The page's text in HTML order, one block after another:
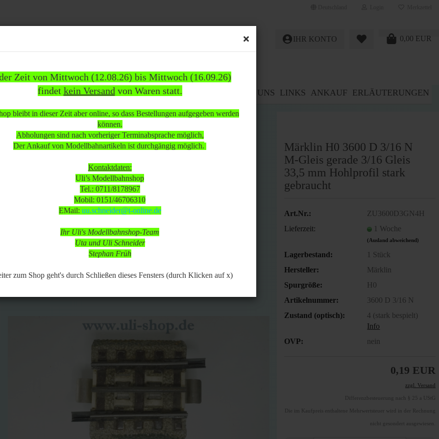
Zeit von Mittwoch (12.08.26) bis Mittwoch (16.09.26)
findet kein Versand von Waren statt.
bleibt in dieser Zeit aber online, so dass Bestellungen aufgegeben werden
können.
Abholungen sind nach vorheriger Terminabsprache möglich,
Der Ankauf von Modellbahnartikeln ist durchgängig möglich.
Kontaktdaten:
Uli’s Modellbahnshop
Tel.: 0711/8178967
Mobil: 0151/46706310
EMail: uu.schneider@t-online.de
Ihr Uli's Modellbahnshop-Team
Uta und Uli Schneider
Stephan Früh
zum Shop geht's durch Schließen dieses Fensters (durch Klicken auf x)
0,00 EUR
IHR KONTO
INFOS KUNDEN ÜBER UNS LINKS ANKAUF ERLÄUTERUNGEN
WEITERE
» »
16 N M-Gleis gerade 3/16 Gleis 33,5 mm Hohlprofil stark gebraucht
(12.08.26) bis Mittwoch (16.09.26)
dieser Zeit aber online, so dass Bestellungen aufgegeben werden können.
nach vorheriger Terminabsprache möglich,
Modellbahnartikeln ist durchgängig möglich.
weiter » Letzter »
Märklin H0 3600 D 3/16 N
M-Gleis gerade 3/16 Gleis
33,5 mm Hohlprofil stark
gebraucht
Art.Nr.:
ZU3600D3GN4H
Lieferzeit:
1 Woche
(Ausland abweichend)
Lagerbestand: 1 Stück
Hersteller:
Märklin
Spurgröße:
H0
Artikelnummer:
3600 D 3/16 N
Zustand (optisch):
4 (stark bespielt)
Info
OVP:
nein
0,19 EUR
zzgl. Versand
Differenzbesteuerung nach § 25 a UStG
Die im Kaufpreis enthaltene Mehrwertsteuer wird in der Rechnung
nicht gesondert ausgewiesen.